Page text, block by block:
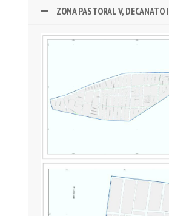
ZONA PASTORAL V, DECANATO I